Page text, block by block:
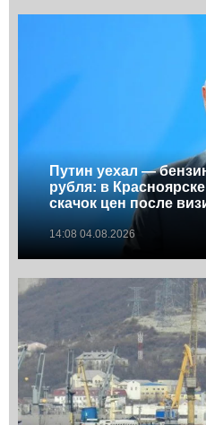
Путин уехал —
рубля: в
скачок цен после
14:08 04.08.2026